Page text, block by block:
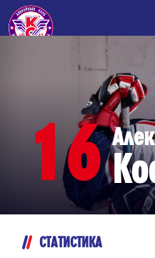
16
СТАТИСТИКА